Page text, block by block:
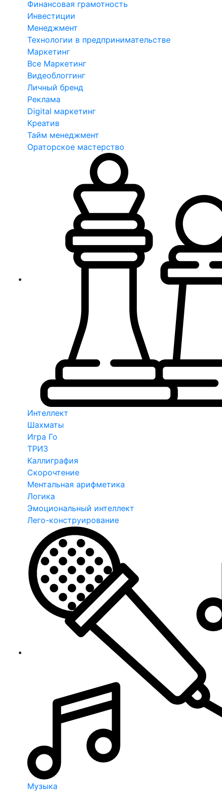
Финансовая грамотность
Инвестиции
Менеджмент
Технологии в предпринимательстве
Маркетинг
Все Маркетинг
Видеоблоггинг
Личный бренд
Реклама
Digital маркетинг
Креатив
Тайм менеджмент
Ораторское мастерство
Интеллект
Шахматы
Игра Го
ТРИЗ
Каллиграфия
Скорочтение
Ментальная арифметика
Логика
Эмоциональный интеллект
Лего-конструирование
Музыка